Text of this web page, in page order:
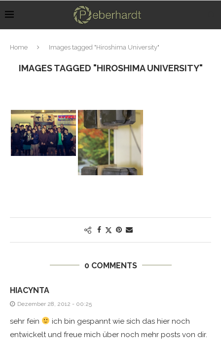
Home Images tagged "Hiroshima University"
IMAGES TAGGED "HIROSHIMA UNIVERSITY"
0 COMMENTS
HIACYNTA
Dezember 28, 2012 - 00:25
sehr fein
ich bin gespannt wie sich das hier noch
entwickelt und freue mich über noch mehr posts von dir.